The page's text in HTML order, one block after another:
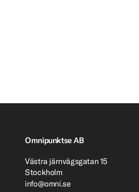
Omnipunktse AB
Västra järnvägsgatan 15
Stockholm
info@omni.se